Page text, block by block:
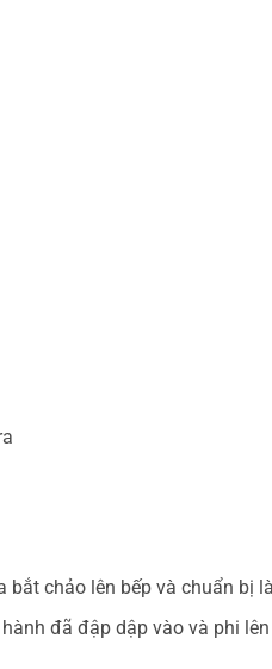
bắt chảo lên bếp và chuẩn bị
đã đập dập vào và phi